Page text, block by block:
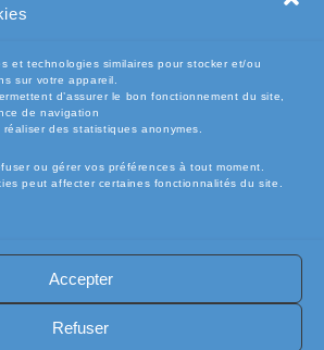
et technologies similaires pour stocker et/ou
sur votre appareil.
d’assurer le bon fonctionnement du site,
de navigation
des statistiques anonymes.
ou gérer vos préférences à tout moment.
peut affecter certaines fonctionnalités du site.
Accepter
Refuser
de Vente (CGV)
🧾 Mentions légales
🔐 Exercer mes droits RGPD